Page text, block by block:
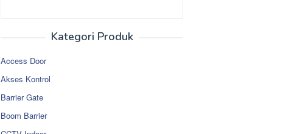
Kategori Produk
Access Door
Akses Kontrol
Barrier Gate
Boom Barrier